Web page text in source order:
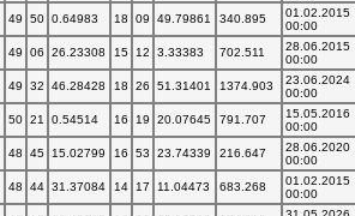
49 50 0.64983 18 09 49.79861 340.895
01.02.2015
00:00
49 06 26.23308 15 12 3.33383 702.511
28.06.2015
00:00
49 32 46.28428 18 26 51.31401 1374.903
23.06.2024
00:00
50 21 0.54514 16 19 20.07645 791.707
15.05.2016
00:00
48 45 15.02799 16 53 23.74339 216.647
28.06.2020
00:00
48 44 31.37084 14 17 11.04473 683.268
01.02.2015
00:00